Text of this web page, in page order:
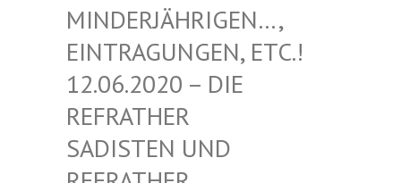
NDERJÄHRIGEN…, EI
NTRAGUNGEN, ETC.! 12
.06.2020 – DIE RE
FRATHER SA
DISTEN UND RE